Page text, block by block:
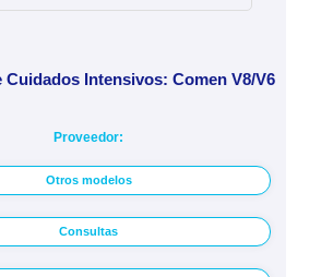
Cuidados Intensivos: Comen V8/V6
Proveedor:
Otros modelos
Consultas